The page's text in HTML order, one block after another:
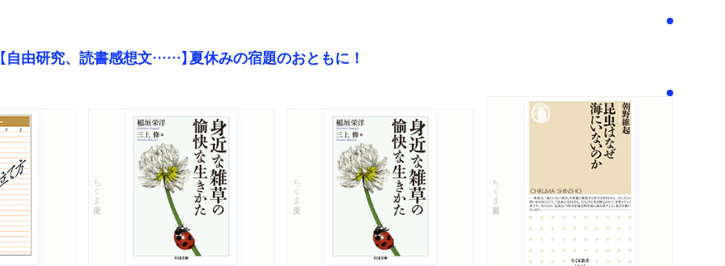
【自由研究、読書感想文……】夏休みの宿題のおともに！
ちくま文庫 ちくま文庫 ちくま新書